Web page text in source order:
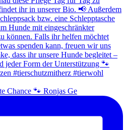
Chance 🐾 Ronjas Ge